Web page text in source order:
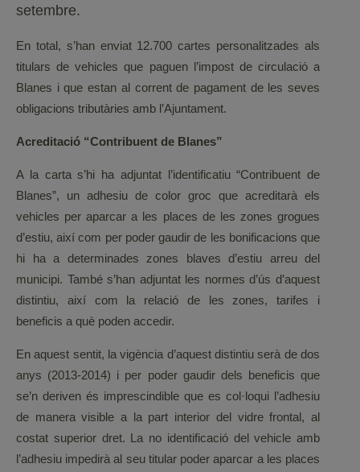
setembre.
En total, s’han enviat 12.700 cartes personalitzades als
titulars de vehicles que paguen l’impost de circulació a
Blanes i que estan al corrent de pagament de les seves
obligacions tributàries amb l’Ajuntament.
Acreditació “Contribuent de Blanes”
A la carta s’hi ha adjuntat l’identificatiu “Contribuent de
Blanes”, un adhesiu de color groc que acreditarà els
vehicles per aparcar a les places de les zones grogues
d’estiu, així com per poder gaudir de les bonificacions que
hi ha a determinades zones blaves d’estiu arreu del
municipi. També s’han adjuntat les normes d’ús d’aquest
distintiu, així com la relació de les zones, tarifes i
beneficis a què poden accedir.
En aquest sentit, la vigència d’aquest distintiu serà de dos
anys (2013-2014) i per poder gaudir dels beneficis que
se’n deriven és imprescindible que es col·loqui l’adhesiu
de manera visible a la part interior del vidre frontal, al
costat superior dret. La no identificació del vehicle amb
l’adhesiu impedirà al seu titular poder aparcar a les places